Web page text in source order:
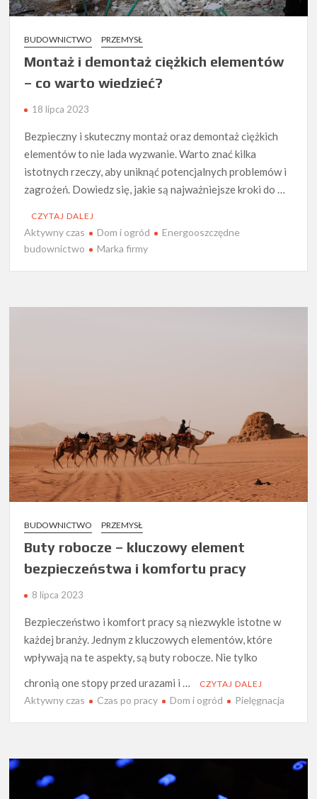
BUDOWNICTWO PRZEMYSŁ
Montaż i demontaż ciężkich elementów
– co warto wiedzieć?
18 lipca 2023
Bezpieczny i skuteczny montaż oraz demontaż ciężkich
elementów to nie lada wyzwanie. Warto znać kilka
istotnych rzeczy, aby uniknąć potencjalnych problemów i
zagrożeń. Dowiedz się, jakie są najważniejsze kroki do …
CZYTAJ DALEJ
Aktywny czas Dom i ogród
Energooszczędne
budownictwo
Marka firmy
BUDOWNICTWO PRZEMYSŁ
Buty robocze – kluczowy element
bezpieczeństwa i komfortu pracy
8 lipca 2023
Bezpieczeństwo i komfort pracy są niezwykle istotne w
każdej branży. Jednym z kluczowych elementów, które
wpływają na te aspekty, są buty robocze. Nie tylko
chronią one stopy przed urazami i …
CZYTAJ DALEJ
Aktywny czas Czas po pracy Dom i ogród Pielęgnacja